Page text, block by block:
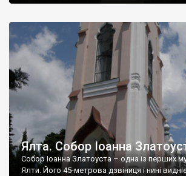
Ялта. Собор Іоанна
Собор Іоанна Златоуста – одна із перших
Ялти. Його 45-метрова дзвіниця і нині